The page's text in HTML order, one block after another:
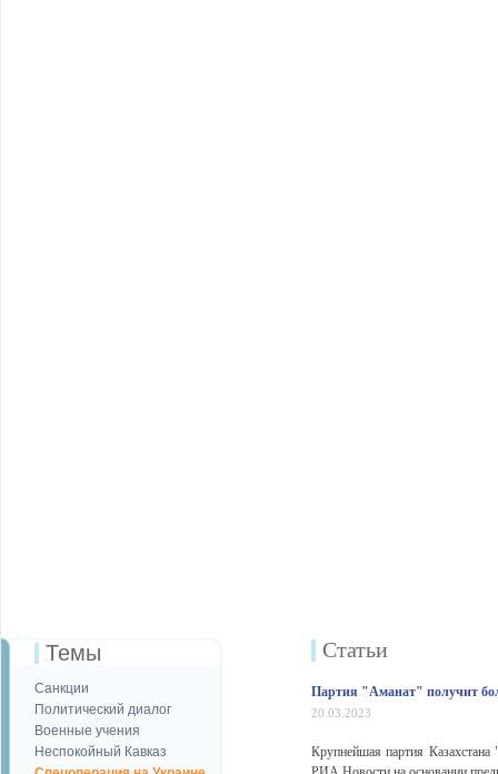
Темы
Санкции
Политический диалог
Военные учения
Неспокойный Кавказ
Статьи
Партия "Аманат" получит
20.03.2023
Крупнейшая партия Казахстана